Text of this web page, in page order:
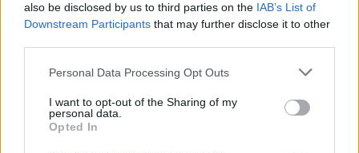
also be disclosed by us to third parties on the IAB’s List of
Downstream Participants that may further disclose it to other
Please note that this website/app uses one or more Google
not limited to your visit or usage behaviour. You may click to
grant or deny consent to Google and its third-party tags to
use your data for below specified purposes in below Google
Personal Data Processing Opt Outs
I want to opt-out of the Sharing of my
personal data.
Opted In
έφτασε από τη Βρετανία –
Η μεταγωγή στην Ελλάδα
και τα στοιχεία που την
εμπλέκουν
ο ιδιοκτήτης του
Πόρτο Γερμενό και
Ξηρονομή